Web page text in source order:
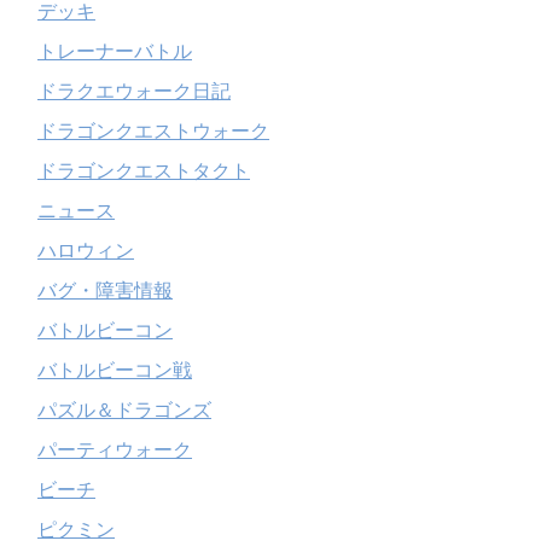
デッキ
トレーナーバトル
ドラクエウォーク日記
ドラゴンクエストウォーク
ドラゴンクエストタクト
ニュース
ハロウィン
バグ・障害情報
バトルビーコン
バトルビーコン戦
パズル＆ドラゴンズ
パーティウォーク
ビーチ
ピクミン